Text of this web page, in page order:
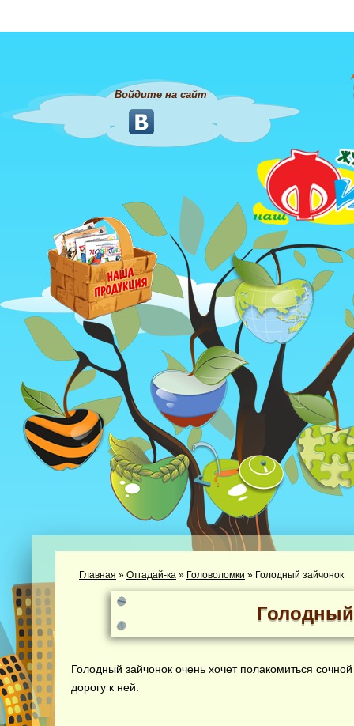
Войдите на сайт
Главная » Отгадай-ка » Головоломки » Голодный зайчонок
Голодный зайчонок очень хочет полакомиться
дорогу к ней.